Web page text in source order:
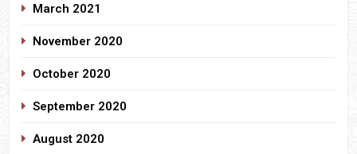
March 2021
November 2020
October 2020
September 2020
August 2020